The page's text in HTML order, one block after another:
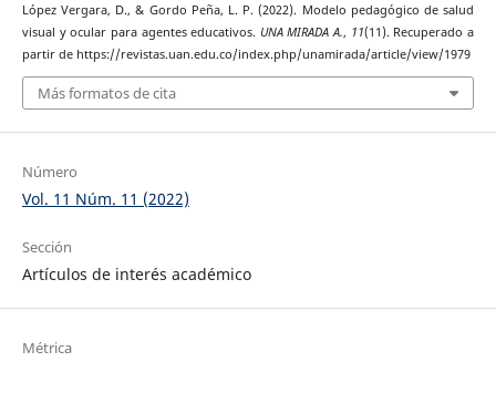
López Vergara, D., & Gordo Peña, L. P. (2022). Modelo pedagógico de salud
visual y ocular para agentes educativos. UNA MIRADA A., 11(11). Recuperado a
partir de https://revistas.uan.edu.co/index.php/unamirada/article/view/1979
Más formatos de cita
Número
Vol. 11 Núm. 11 (2022)
Sección
Artículos de interés académico
Métrica